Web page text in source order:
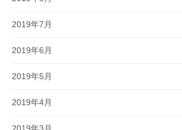
2019年7月
2019年6月
2019年5月
2019年4月